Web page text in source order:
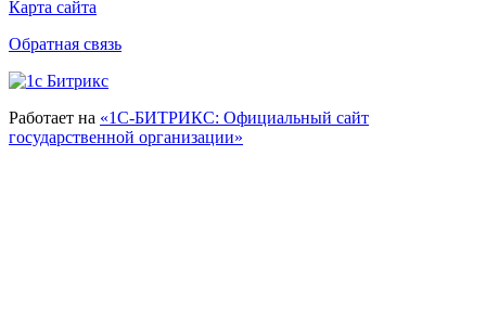
Карта сайта
Обратная связь
Работает на «1С-БИТРИКС: Официальный сайт
государственной организации»